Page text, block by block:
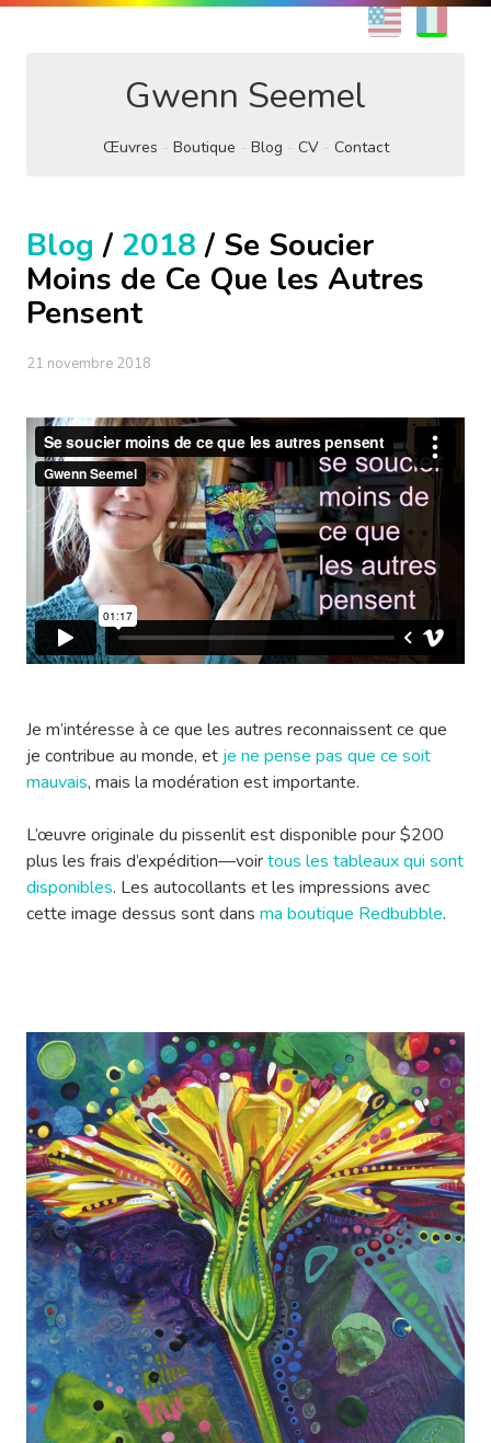
EN
Gwenn Seemel
Œuvres Boutique Blog CV Contact
Blog / 2018 / Se Soucier
Moins de Ce Que les Autres
Pensent
21 novembre 2018
Je m’intéresse à ce que les autres reconnaissent ce que
je contribue au monde, et je ne pense pas que ce soit
mauvais, mais la modération est importante.
L’œuvre originale du pissenlit est disponible pour $200
plus les frais d’expédition—voirtous les tableaux qui sont
disponibles. Les autocollants et les impressions avec
cette image dessus sont dans ma boutique Redbubble.